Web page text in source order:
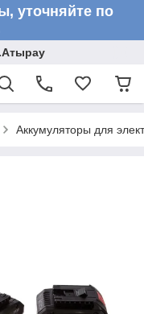
уточняйте по
Аккумуляторы для